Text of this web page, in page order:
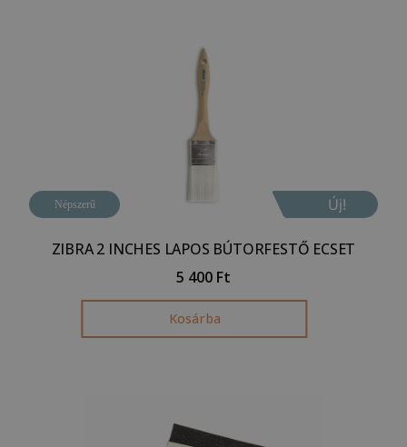
Népszerű Új!
ZIBRA 2 INCHES LAPOS BÚTORFESTŐ ECSET
5 400 Ft
Kosárba